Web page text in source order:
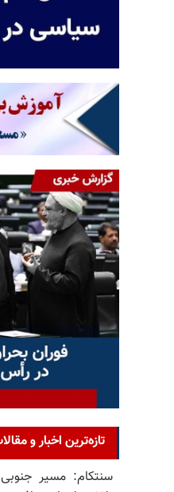
تازه‌ترین اخبار و
سنتکام: مسیر